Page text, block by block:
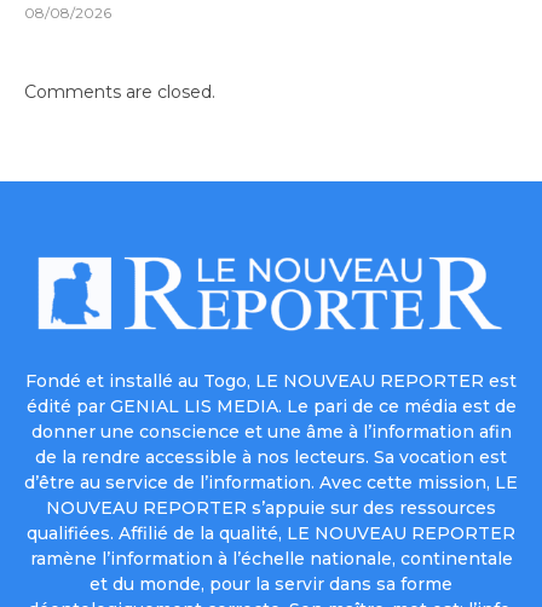
08/08/2026
Comments are closed.
Fondé et installé au Togo, LE NOUVEAU REPORTER est
édité par GENIAL LIS MEDIA. Le pari de ce média est de
donner une conscience et une âme à l’information afin
de la rendre accessible à nos lecteurs. Sa vocation est
d’être au service de l’information. Avec cette mission, LE
NOUVEAU REPORTER s’appuie sur des ressources
qualifiées. Affilié de la qualité, LE NOUVEAU REPORTER
ramène l’information à l’échelle nationale, continentale
et du monde, pour la servir dans sa forme